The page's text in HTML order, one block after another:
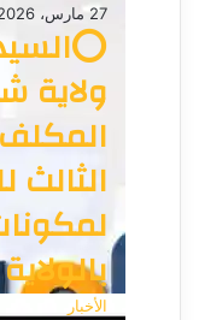
27 مارس، 2026
ولاية
الأخبار